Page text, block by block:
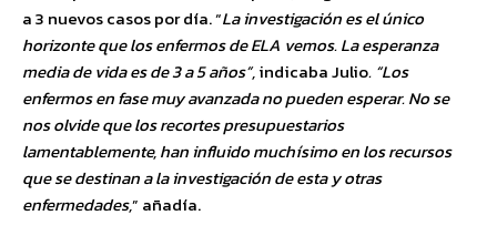
a 3 nuevos casos por día. “La investigación es el único
horizonte que los enfermos de ELA vemos. La esperanza
media de vida es de 3 a 5 años”,indicaba Julio. “Los
enfermos en fase muy avanzada no pueden esperar. No se
nos olvide que los recortes presupuestarios
lamentablemente, han influido muchísimo en los recursos
que se destinan a la investigación de esta y otras
enfermedades,” añadía.